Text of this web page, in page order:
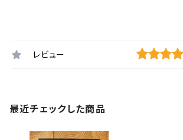
レビュー
最近チェックした商品